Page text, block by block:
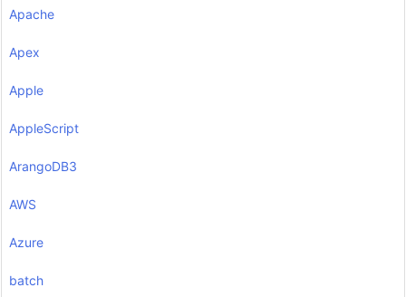
Apache
Apex
Apple
AppleScript
ArangoDB3
AWS
Azure
batch